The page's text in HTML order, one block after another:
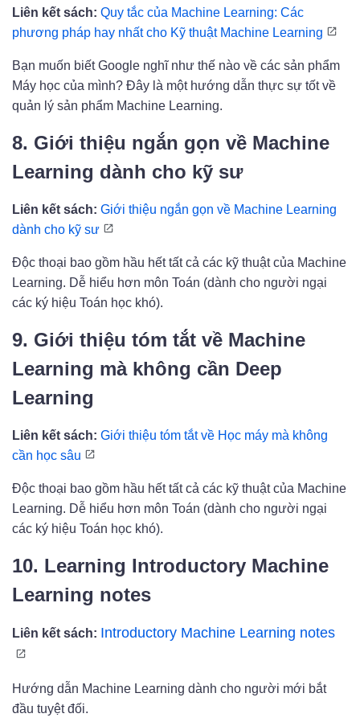
Liên kết sách: Quy tắc của Machine Learning: Các
phương pháp hay nhất cho Kỹ thuật Machine Learning
Bạn muốn biết Google nghĩ như thế nào về các sản phẩm
Máy học của mình? Đây là một hướng dẫn thực sự tốt về
quản lý sản phẩm Machine Learning.
8. Giới thiệu ngắn gọn về Machine
Learning dành cho kỹ sư
Liên kết sách: Giới thiệu ngắn gọn về Machine Learning
dành cho kỹ sư
Độc thoại bao gồm hầu hết tất cả các kỹ thuật của Machine
Learning. Dễ hiểu hơn môn Toán (dành cho người ngại
các ký hiệu Toán học khó).
9. Giới thiệu tóm tắt về Machine
Learning mà không cần Deep
Learning
Liên kết sách: Giới thiệu tóm tắt về Học máy mà không
cần học sâu
Độc thoại bao gồm hầu hết tất cả các kỹ thuật của Machine
Learning. Dễ hiểu hơn môn Toán (dành cho người ngại
các ký hiệu Toán học khó).
10. Learning Introductory Machine
Learning notes
Liên kết sách: Introductory Machine Learning notes
Hướng dẫn Machine Learning dành cho người mới bắt
đầu tuyệt đối.